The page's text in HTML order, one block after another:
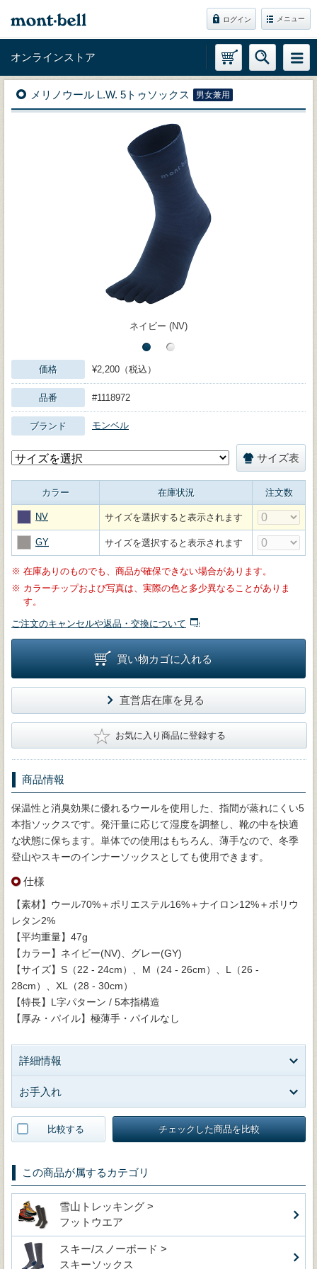
ログイン メニュー
オンラインストア
メリノウール L.W. 5トゥソックス 男女兼用
ネイビー (NV)
価格 ¥2,200（税込）
品番 #1118972
ブランド モンベル
サイズ表
カラー 在庫状況 注文数
NV サイズを選択すると表示されます
GY サイズを選択すると表示されます
※ 在庫ありのものでも、商品が確保できない場合があります。
※ カラーチップおよび写真は、実際の色と多少異なることがありま
す。
ご注文のキャンセルや返品・交換について
買い物カゴに入れる
直営店在庫を見る
★ お気に入り商品に登録する
商品情報
保温性と消臭効果に優れるウールを使用した、指間が蒸れにくい5
本指ソックスです。発汗量に応じて湿度を調整し、靴の中を快適
な状態に保ちます。単体での使用はもちろん、薄手なので、冬季
登山やスキーのインナーソックスとしても使用できます。
仕様
【素材】ウール70%＋ポリエステル16%＋ナイロン12%＋ポリウ
レタン2%
【平均重量】47g
【カラー】ネイビー(NV)、グレー(GY)
【サイズ】S（22 - 24cm）、M（24 - 26cm）、L（26 -
28cm）、XL（28 - 30cm）
【特長】L字パターン / 5本指構造
【厚み・パイル】極薄手・パイルなし
詳細情報
お手入れ
比較する チェックした商品を比較
この商品が属するカテゴリ
雪山トレッキング >
フットウエア
スキー/スノーボード >
スキーソックス